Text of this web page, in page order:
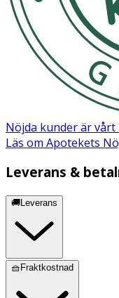
Nöjda kunder är vårt
Läs om Apotekets
Leverans &
🚚Leverans
🧺Fraktkostnad